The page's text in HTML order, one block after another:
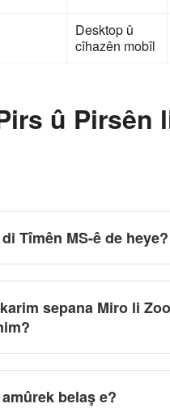
Desktop û
cîhazên mobîl
û Pirsên
Tîmên MS-ê de heye?
sepana Miro li
belaş e?